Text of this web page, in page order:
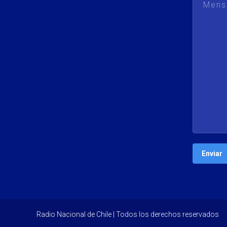
Radio Nacional de Chile | Todos los derechos reservados